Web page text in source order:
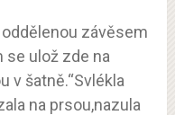
závěsem
se ulož zde na
v šatně.“Svlékla
na prsou,nazula